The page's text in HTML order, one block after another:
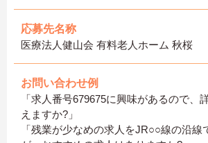
応募先名称
医療法人健山会 有料老人ホーム 秋桜
お問い合わせ例
「求人番号679675に興味があるので、
えますか?」
「残業が少なめの求人をJR○○線の沿線